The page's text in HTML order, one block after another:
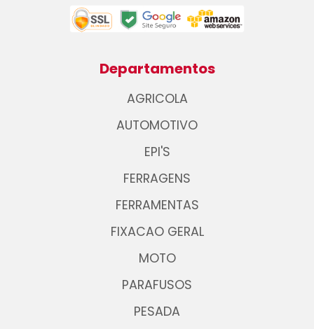
Departamentos
AGRICOLA
AUTOMOTIVO
EPI'S
FERRAGENS
FERRAMENTAS
FIXACAO GERAL
MOTO
PARAFUSOS
PESADA